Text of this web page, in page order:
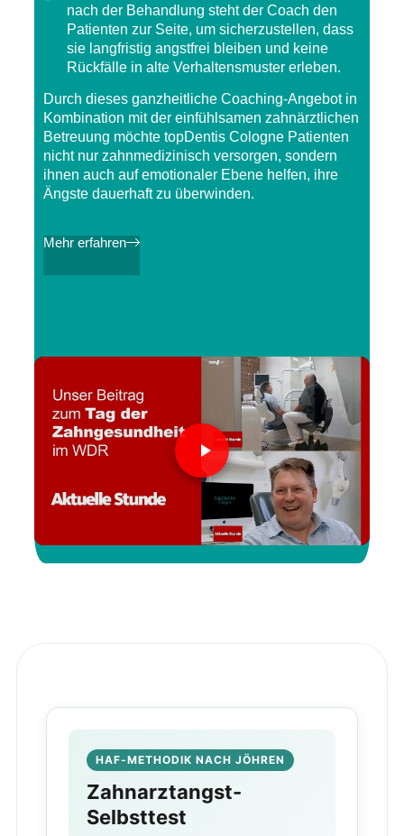
nach der Behandlung steht der Coach den
Patienten zur Seite, um sicherzustellen, dass
sie langfristig angstfrei bleiben und keine
Rückfälle in alte Verhaltensmuster erleben.
Durch dieses ganzheitliche Coaching-Angebotin
Kombination mit der einfühlsamen zahnärztlichen
Betreuung möchte topDentis ColognePatienten
nicht nur zahnmedizinisch versorgen, sondern
ihnen auch auf emotionaler Ebene helfen, ihre
Ängste dauerhaft zu überwinden.
Mehr erfahren
HAF-METHODIK NACH JÖHREN
Zahnarztangst-
Selbsttest